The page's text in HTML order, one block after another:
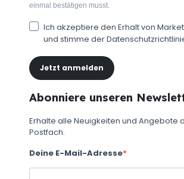
einmal bestätigen musst.
Ich akzeptiere den Erhalt von
und stimme der
Jetzt anmelden
Abonniere unseren
Erhalte alle Neuigkeiten und Angebote
Postfach.
Deine E-Mail-Adresse